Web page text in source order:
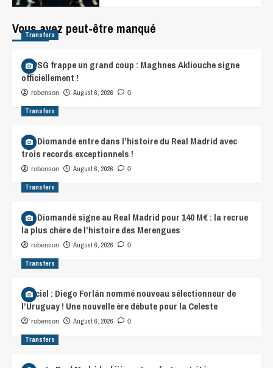
Vous avez peut-être manqué
Transfers
Le PSG frappe un grand coup : Maghnes Akliouche signe
officiellement !
robenson August 6, 2026 0
Transfers
Yan Diomandé entre dans l’histoire du Real Madrid avec
trois records exceptionnels !
robenson August 6, 2026 0
Transfers
Yan Diomandé signe au Real Madrid pour 140 M€ : la recrue
la plus chère de l’histoire des Merengues
robenson August 6, 2026 0
Transfers
Officiel : Diego Forlán nommé nouveau sélectionneur de
l’Uruguay ! Une nouvelle ère débute pour la Celeste
robenson August 6, 2026 0
Transfers